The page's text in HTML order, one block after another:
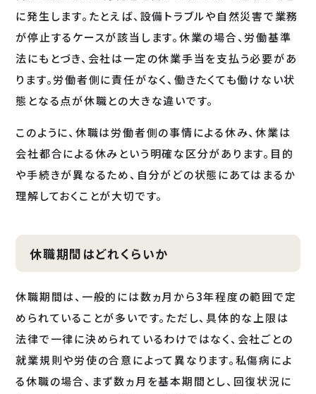
に発生します。たとえば、設備トラブルや自然災害で業務
が停止するケースが該当します。休業の場合、労働基準
法にもとづき、会社は一定の休業手当を支払う必要があ
ります。労働者側に責任がなく、働きたくても働けない状
態となる点が休職との大きな違いです。
このように、休職は労働者側の事情による休み、休業は
会社都合による休みという明確な区分があります。目的
や手続きが異なるため、自分がどの状態にあてはまるか
理解しておくことが大切です。
休職期間はどれくらいか
休職期間は、一般的には数ヵ月から3年程度の範囲で定
められていることが多いです。ただし、具体的な上限は
法律で一律に決められているわけではなく、会社ごとの
就業規則や労使の合意によって異なります。私傷病によ
る休職の場合、まず数ヵ月を基本期間とし、回復状況に